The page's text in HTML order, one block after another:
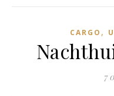
CARGO ,
7